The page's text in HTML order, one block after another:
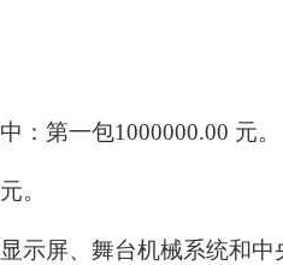
：第一包1000000.00 元。
元。
显示屏、舞台机械系统和中